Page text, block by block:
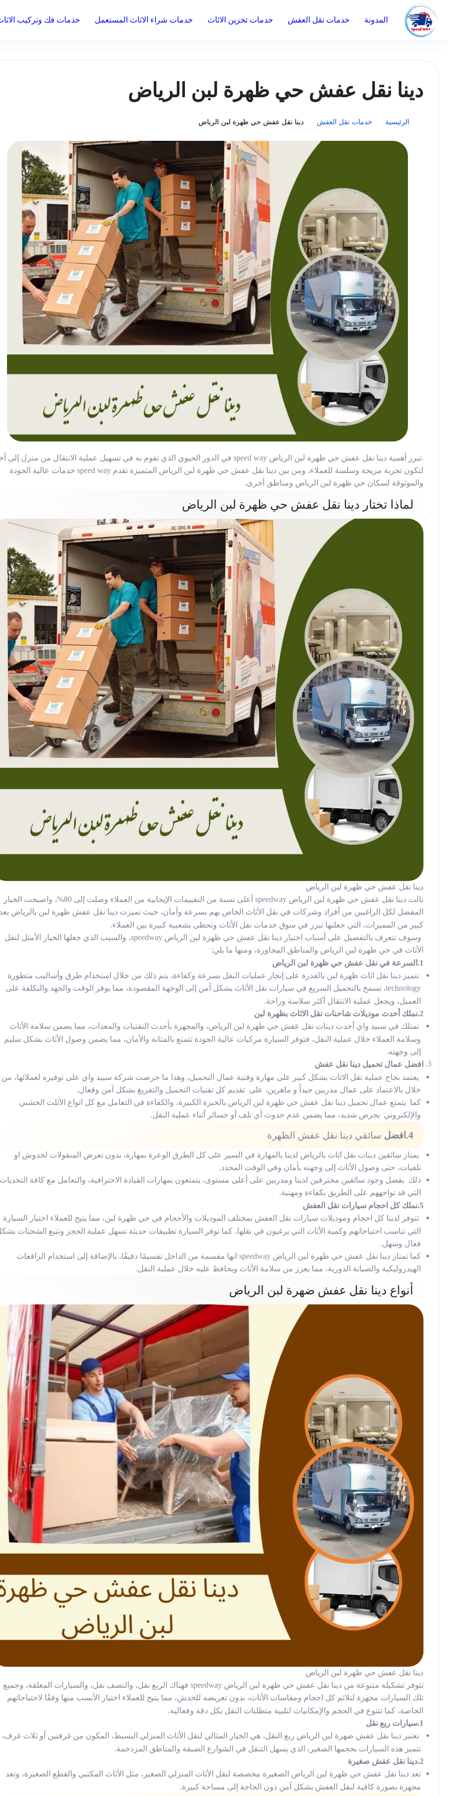
المدونة خدمات نقل العفش خدمات تخزين الاثاث خدمات شراء الاثاث المستعمل خدمات فك وتركيب
دينا نقل عفش حي ظهرة لبن الرياض
الرئيسية خدمات نقل العفش دينا نقل عفش حي ظهرة لبن الرياض
.تبرز أهمية دينا نقل عفش حي ظهرة لبن الرياض speed way في الدور الحيوي الذي تقوم به في
تسهيل عملية الانتقال من منزل إلى
لتكون تجربة مريحة وسلسة للعملاء، ومن بين دينا نقل عفش حي ظهرة لبن الرياض
المتميزة تقدم speed way خدمات عالية الجودة
والموثوقة لسكان حي ظهرة لبن الرياض ومناطق أخرى.
لماذا تختار دينا نقل عفش حي ظهرة لبن الرياض
دينا نقل عفش حي ظهرة لبن الرياض
نالت دينا نقل عفش حي ظهرة لبن الرياض speedway
أعلى نسبة من التقييمات الإيجابية من العملاء وصلت إلى 80%، واصبحت الخيار
المفضل لكل الراغبين من أفراد وشركات في نقل الأثاث الخاص بهم بسرعة وأمان، حيث تميزت دينا نقل عفش ظهرة لبن بالرياض
كبير من المميزات، التي جعلتها تبرز في سوق خدمات نقل الأثاث وتحظى بشعبية كبيرة بين العملاء.
وسوف نتعرف بالتفصيل على أسباب اختيار دينا نقل عفش حي ظهرة لبن الرياض speedway،
والسبب الذي جعلها الخيار الأمثل لنقل
الأثاث في حي ظهرة لبن الرياض والمناطق المجاورة، ومنها ما يلي:
1.السرعة في نقل عفش حي ظهرة لبن الرياض
تتميز دينا نقل اثاث ظهرة لبن بالقدرة على إنجاز عمليات النقل بسرعة وكفاءة، يتم ذلك من خلال استخدام طرق وأساليب متطورة
technology، تسمح بالتحميل السريع في سيارات نقل الأثاث بشكل آمن إلى الوجهة المقصودة، مما يوفر الوقت والجهد والتكلفة على
العميل، ويجعل عملية الانتقال أكثر سلاسة وراحة.
2.نملك أحدث موديلات شاحنات نقل الاثاث بظهرة لبن
نمتلك في سبيد واي أحدث دينات نقل عفش حي ظهرة لبن الرياض، و المجهزة بأحدث التقنيات والمعدات، مما يضمن سلامة الأثاث
وسلامة العملاء خلال عملية النقل، فتوفر السيارة مركبات عالية الجودة تتمتع بالمتانة والأمان، مما يضمن وصول الأثاث بشكل سليم
إلى وجهته.
افضل عمال تحميل دينا نقل عفش
يعتمد نجاح عملية نقل الاثاث بشكل كبير على مهارة وفنية عمال التحميل، وهذا ما حرصت شركة سبيد واي على توفيره لعملائها، من
خلال بالاعتماد على عمال مدربين جيداً و ماهرين، على تقديم كل تقنيات التحميل والتفريغ بشكل آمن وفعال.
كما يتمتع عمال تحميل دينا نقل عفش حي ظهرة لبن الرياض بالخبرة الكبيرة، والكفاءة في التعامل مع كل انواع الأثلث الخشبي
والإلكتروني بحرص شديد، مما يضمن عدم حدوث أي تلف أو خسائر أثناء عملية النقل.
4. افضل سائقي دينا نقل عفش الظهرة
يمتاز سائقين دينات نقل اثاث بالرياض لدينا بالمهارة في السير على كل الطرق الوعرة بمهارة، بدون تعرض المنقولات لخدوش او
تلفيات، حتى وصول الأثاث إلى وجهته بأمان وفي الوقت المحدد.
ذلك بفضل وجود سائقين محترفين لدينا ومدربين على أعلى مستوى، يتمتعون بمهارات القيادة الاحترافية، والتعامل مع كافة التحديات
التي قد تواجههم على الطريق بكفاءة ومهنية.
5.نملك كل احجام سيارات نقل العفش
تتوفر لدينا كل احجام وموديلات سيارات نقل العفش بمختلف الموديلات والأحجام في حي ظهرة لبن، مما يتيح للعملاء اختيار السيارة
التي تناسب احتياجاتهم وكمية الأثاث التي يرغبون في نقلها، كما توفر السيارة تطبيقات حديثة تسهل عملية الحجز وتتبع الشحنات
فعال وسهل.
كما تمتاز دينا نقل عفش حي ظهرة لبن الرياض speedway
انها مقسمة من الداخل تقسيمًا دقيقًا، بالإضافة إلى استخدام الرافعات
الهيدروليكية والصيانة الدورية، مما يعزز من سلامة الأثاث ويحافظ عليه خلال عملية النقل.
أنواع دينا نقل عفش ضهرة لبن الرياض
دينا نقل عفش حي ظهرة لبن الرياض
تتوفر تشكيلة متنوعة من دينا نقل عفش حي ظهرة لبن الرياض speedway فهناك الربع نقل، والنصف نقل،
والسيارات المغلقة، وجميع
تلك السيارات مجهزة لتلائم كل احجام ومقاسات الأثاث، بدون تعريضه للخدش، مما يتيح للعملاء اختيار الأنسب منها وفقًا لاحتياجاتهم
الخاصة، كما تتنوع في الحجم والإمكانيات لتلبية متطلبات النقل بكل دقة وفعالية.
1.سيارات ربع نقل
تعتبر دينا نقل عفش ضهرة لبن الرياض ربع النقل، هي الخيار المثالي لنقل الأثاث المنزلي البسيط، المكون من غرفتين أو ثلاث
تتميز هذه السيارات بحجمها الصغير، الذي يسهل التنقل في الشوارع الضيقة والمناطق المزدحمة.
2.دينا نقل عفش صغيرة
تعد دينا نقل عفش حي ظهرة لبن الرياض الصغيرة مخصصة لنقل الأثاث المنزلي الصغير، مثل الأثاث المكتبي والقطع الصغيرة، وتعد
مجهزة بصورة كافية لنقل العفش بشكل آمن دون الحاجة إلى مساحة كبيرة.